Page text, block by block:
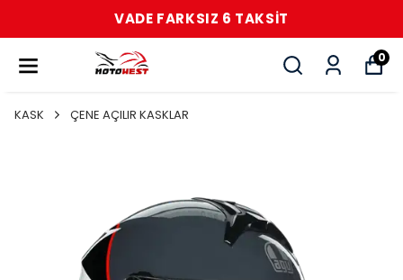
VADE FARKSIZ 6 TAKSİT
0
KASK ÇENE AÇILIR KASKLAR